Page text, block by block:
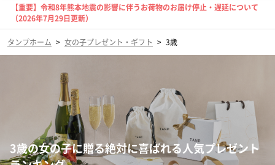
【重要】令和8年熊本地震の影響に伴うお荷物のお届け停止・遅延について
（2026年7月29日更新）
タンプホーム > 女の子プレゼント・ギフト > 3歳
3歳の女の子に贈る絶対に喜ばれる人気プレゼント